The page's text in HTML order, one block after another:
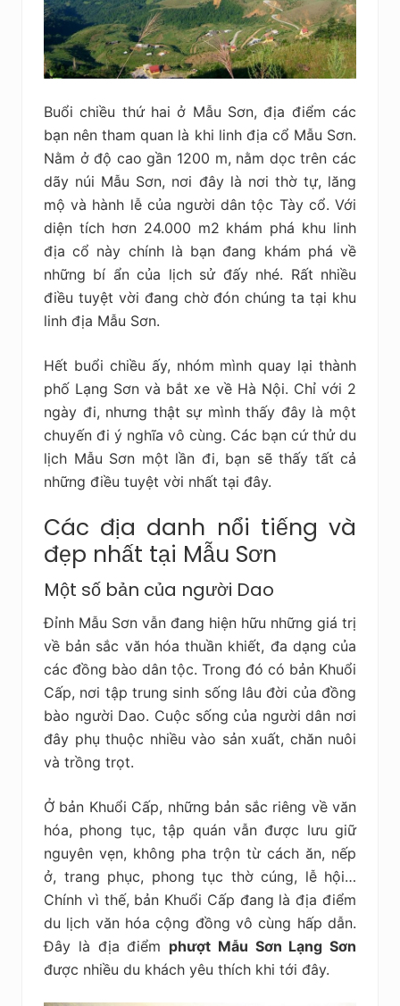
Buổi chiều thứ hai ở Mẫu Sơn, địa điểm các
bạn nên tham quan là khi linh địa cổ Mẫu Sơn.
Nằm ở độ cao gần 1200 m, nằm dọc trên các
dãy núi Mẫu Sơn, nơi đây là nơi thờ tự, lăng
mộ và hành lễ của người dân tộc Tày cổ. Với
diện tích hơn 24.000 m2 khám phá khu linh
địa cổ này chính là bạn đang khám phá về
những bí ẩn của lịch sử đấy nhé. Rất nhiều
điều tuyệt vời đang chờ đón chúng ta tại khu
linh địa Mẫu Sơn.
Hết buổi chiều ấy, nhóm mình quay lại thành
phố Lạng Sơn và bắt xe về Hà Nội. Chỉ với 2
ngày đi, nhưng thật sự mình thấy đây là một
chuyến đi ý nghĩa vô cùng. Các bạn cứ thử du
lịch Mẫu Sơn một lần đi, bạn sẽ thấy tất cả
những điều tuyệt vời nhất tại đây.
Các địa danh nổi tiếng và
đẹp nhất tại Mẫu Sơn
Một số bản của người Dao
Đỉnh Mẫu Sơn vẫn đang hiện hữu những giá trị
về bản sắc văn hóa thuần khiết, đa dạng của
các đồng bào dân tộc. Trong đó có bản Khuổi
Cấp, nơi tập trung sinh sống lâu đời của đồng
bào người Dao. Cuộc sống của người dân nơi
đây phụ thuộc nhiều vào sản xuất, chăn nuôi
và trồng trọt.
Ở bản Khuổi Cấp, những bản sắc riêng về văn
hóa, phong tục, tập quán vẫn được lưu giữ
nguyên vẹn, không pha trộn từ cách ăn, nếp
ở, trang phục, phong tục thờ cúng, lễ hội…
Chính vì thế, bản Khuổi Cấp đang là địa điểm
du lịch văn hóa cộng đồng vô cùng hấp dẫn.
Đây là địa điểm phượt Mẫu Sơn Lạng Sơn
được nhiều du khách yêu thích khi tới đây.